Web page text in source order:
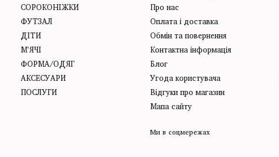
СОРОКОНІЖКИ
ФУТЗАЛ
ДІТИ
М'ЯЧІ
ФОРМА/ОДЯГ
АКСЕСУАРИ
ПОСЛУГИ
Про нас
Оплата і доставка
Обмін та повернення
Контактна інформація
Блог
Угода користувача
Відгуки про магазин
Мапа сайту
Ми в соцмережах